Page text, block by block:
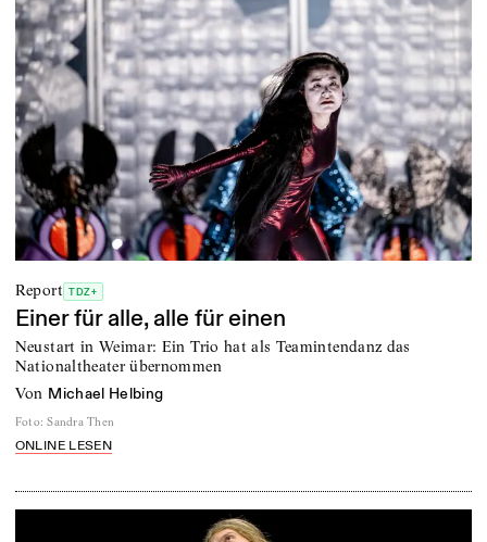
Report TDZ+
Einer für alle, alle für einen
Neustart in Weimar: Ein Trio hat als Teamintendanz das
Nationaltheater übernommen
von Michael Helbing
Foto: Sandra Then
ONLINE LESEN